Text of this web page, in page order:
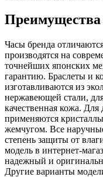
Преимущества
Часы бренда
производятся на
точнейших японских
гарантию. Браслеты и
изготавливаются из
нержавеющей стали,
качественная кожа.
применяются
жемчугом. Все
степень защиты от
модель в интернет-
надежный и
Другие варианты